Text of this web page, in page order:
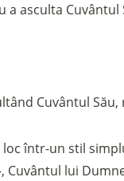
asculta Cuvântul
Cuvântul Său,
într-un stil
lui